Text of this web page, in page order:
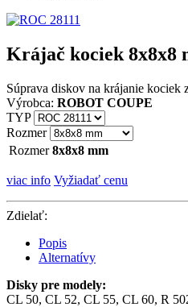
Krájač kociek 8x8x8
Súprava diskov na krájanie kociek
Výrobca: ROBOT COUPE
TYP
Rozmer
Rozmer 8x8x8 mm
viac info Vyžiadať cenu
Zdielať:
Popis
Alternatívy
Disky pre modely:
CL 50, CL 52, CL 55, CL 60, R